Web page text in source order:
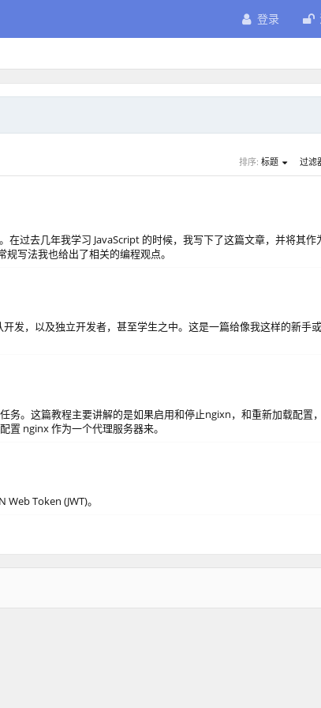
登录
排序: 标题 过滤
过去几年我学习 JavaScript 的时候，我写下了这篇文章，并将其作
写法我也给出了相关的编程观点。
发，以及独立开发者，甚至学生之中。这是一篇给像我这样的新手
务。这篇教程主要讲解的是如果启用和停止ngixn，和重新加载配置
置 nginx 作为一个代理服务器来。
Token (JWT)。